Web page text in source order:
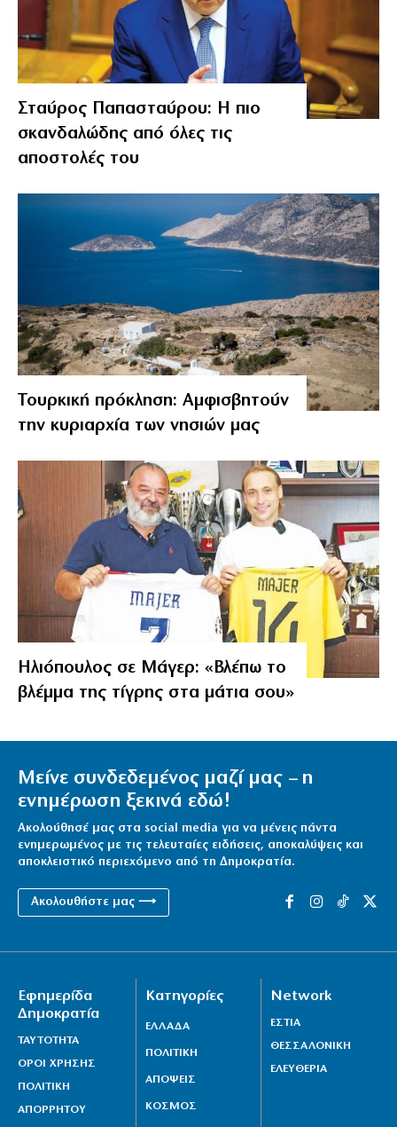
Σταύρος Παπασταύρου: Η πιο
σκανδαλώδης από όλες τις
αποστολές του
Τουρκική πρόκληση: Αμφισβητούν
την κυριαρχία των νησιών μας
Ηλιόπουλος σε Μάγερ: «Βλέπω το
βλέμμα της τίγρης στα μάτια σου»
Μείνε συνδεδεμένος μαζί μας – η
ενημέρωση ξεκινά εδώ!
Ακολούθησέ μας στα social media για να μένεις πάντα
ενημερωμένος με τις τελευταίες ειδήσεις, αποκαλύψεις και
αποκλειστικό περιεχόμενο από τη Δημοκρατία.
Ακολουθήστε μας ⟶
Εφημερίδα
Δημοκρατία
ΤΑΥΤΟΤΗΤΑ
ΟΡΟΙ ΧΡΗΣΗΣ
ΠΟΛΙΤΙΚΗ
ΑΠΟΡΡΗΤΟΥ
Κατηγορίες
ΕΛΛΑΔΑ
ΠΟΛΙΤΙΚΗ
ΑΠΟΨΕΙΣ
ΚΟΣΜΟΣ
Network
ΕΣΤΙΑ
ΘΕΣΣΑΛΟΝΙΚΗ
ΕΛΕΥΘΕΡΙΑ